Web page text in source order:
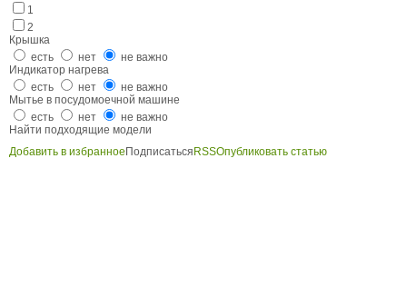
1
2
Крышка
есть
нет
не важно
Индикатор нагрева
есть
нет
не важно
Мытье в посудомоечной машине
есть
нет
не важно
Найти подходящие модели
Добавить в избранноеПодписатьсяRSSОпубликовать статью